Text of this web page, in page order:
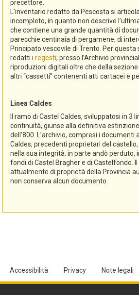
precettore.
L’inventario redatto da Pescosta si
incompleto, in quanto non descrive
che contiene una grande quantità di
parecchie centinaia di pergamene, di
Principato vescovile di Trento. Per
redatti i regesti; presso l’Archivio
riproduzioni digitali oltre che della
altri “cassetti” contenenti atti cartacei e
Linea Caldes
Il ramo di Castel Caldes, sviluppatosi in 3
continuità, giunse alla definitiva
dell’800. L’archivio, compresi i documenti
Caldes, precedenti proprietari del
nella sua integrità: in parte andò perduto,
fondi di Castel Bragher e di Castelfondo.
attualmente di proprietà della Provincia
non conserva alcun documento.
Accessibilità Privacy Note legali